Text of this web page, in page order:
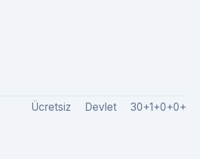
Ücretsiz Devlet 30+1+0+0+0